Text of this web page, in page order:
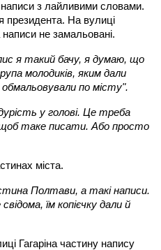
з лайливими словами.
президента. На вулиці
не замальовані.
я такий бачу, я думаю, що
молодиків, яким дали
по місту".
у голові. Це треба
таке писати. Або просто
міста.
Полтави, а такі написи.
їм копієчку дали й
Гагаріна частину напису